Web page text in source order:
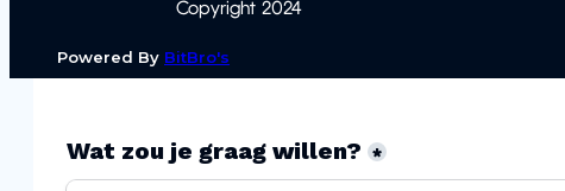
Copyright 2024
Powered By BitBro's